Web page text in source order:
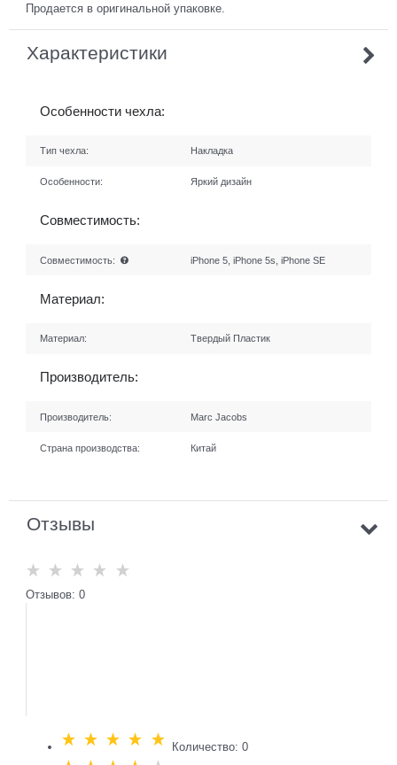
Продается в оригинальной упаковке.
Характеристики
Особенности чехла:
Тип чехла: Накладка
Особенности: Яркий дизайн
Совместимость:
Совместимость: iPhone 5, iPhone 5s, iPhone SE
Материал:
Материал: Твердый Пластик
Производитель:
Производитель: Marc Jacobs
Страна производства: Китай
Отзывы
Отзывов: 0
Количество: 0